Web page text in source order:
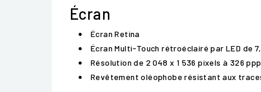
Écran
Écran Retina
Écran Multi-Touch rétroéclairé par LED de
Résolution de 2 048 x 1 536 pixels à 326 ppp
Revêtement oléophobe résistant aux